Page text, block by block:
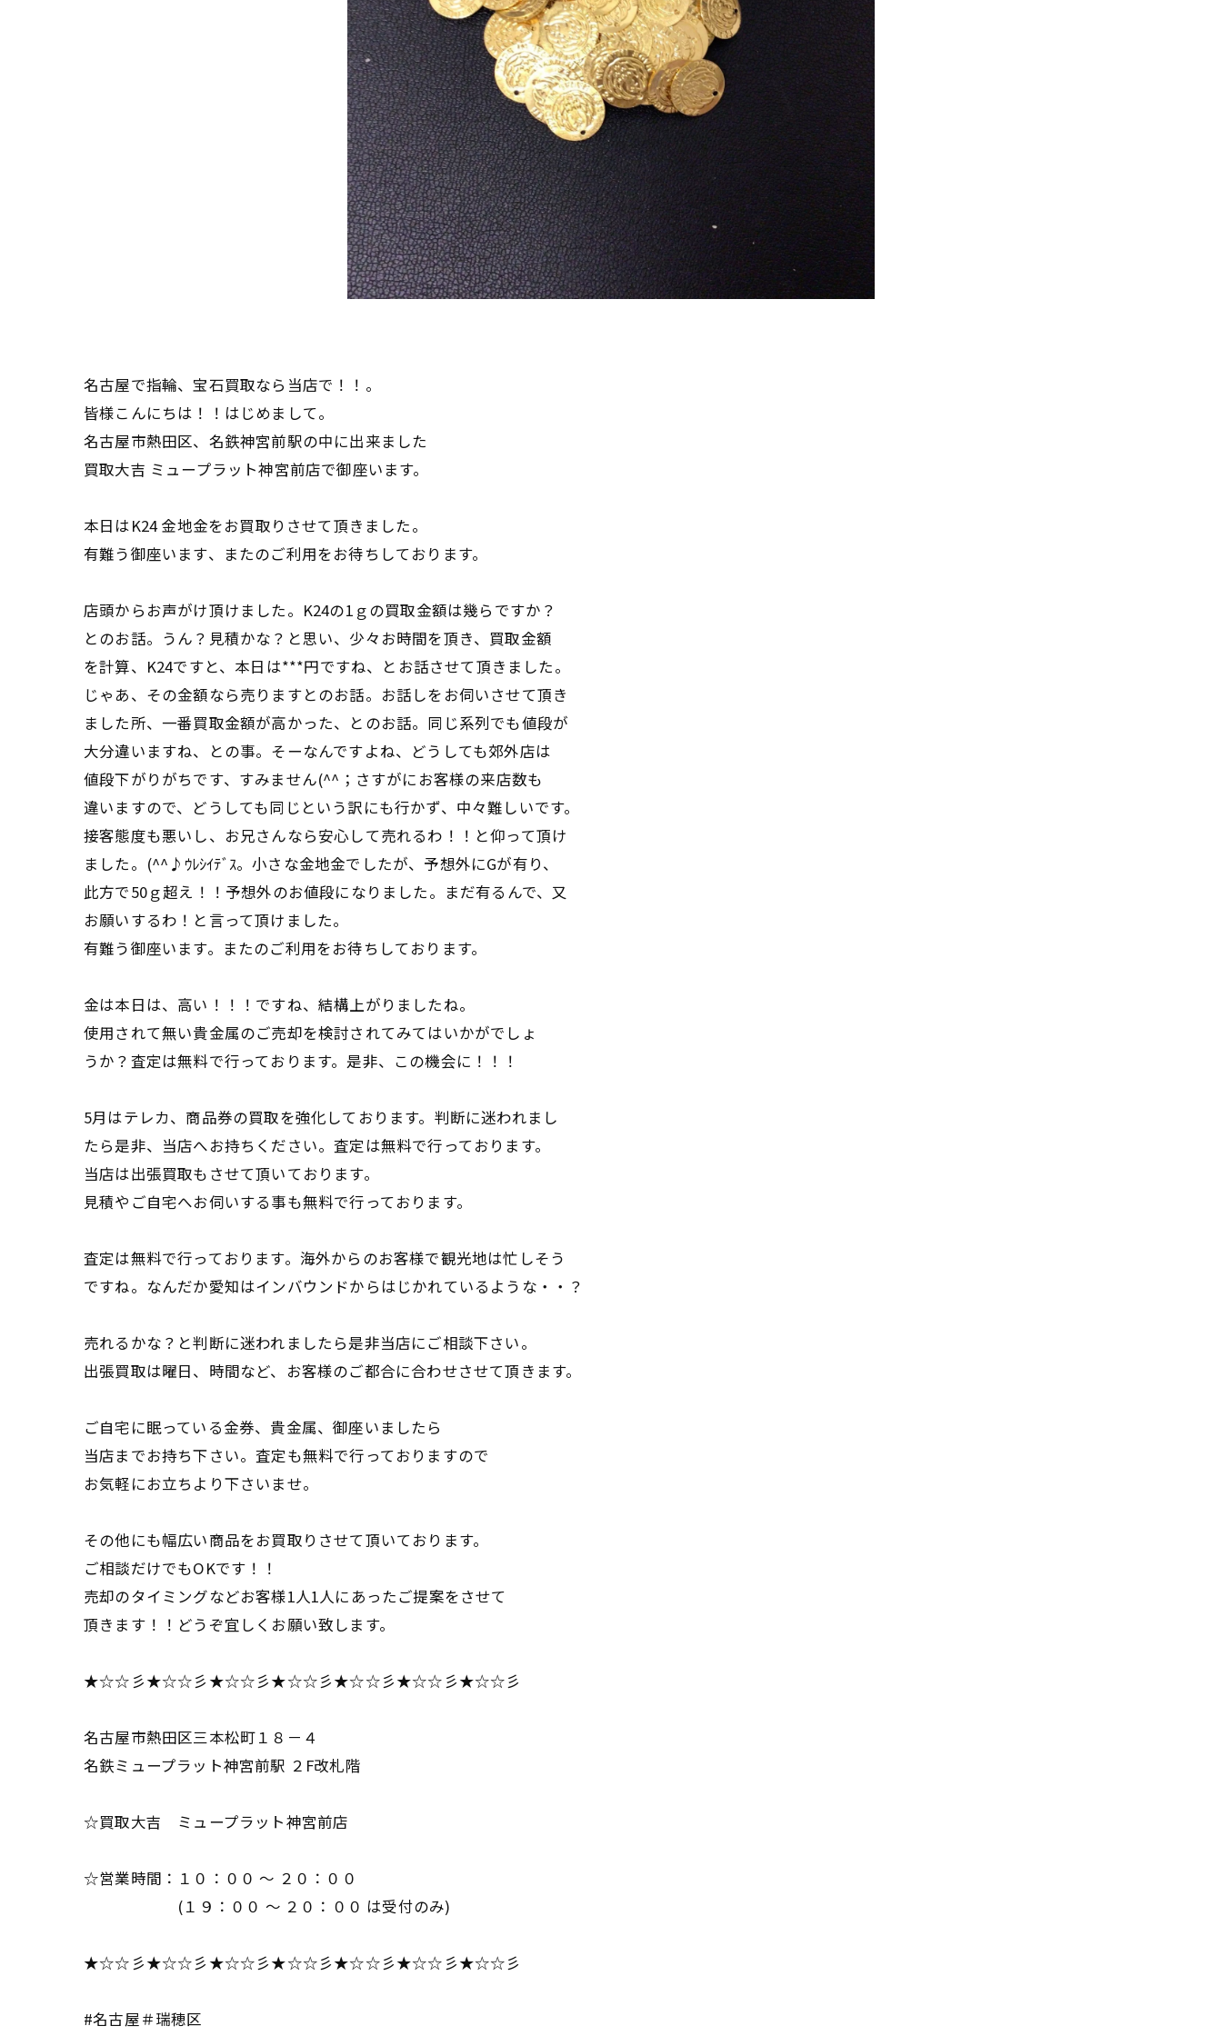
名古屋で指輪、宝石買取なら当店で！！。
皆様こんにちは！！はじめまして。
名古屋市熱田区、名鉄神宮前駅の中に出来ました
買取大吉 ミュープラット神宮前店で御座います。
本日はK24 金地金をお買取りさせて頂きました。
有難う御座います、またのご利用をお待ちしております。
店頭からお声がけ頂けました。K24の1ｇの買取金額は幾らですか？
とのお話。うん？見積かな？と思い、少々お時間を頂き、買取金額
を計算、K24ですと、本日は***円ですね、とお話させて頂きました。
じゃあ、その金額なら売りますとのお話。お話しをお伺いさせて頂き
ました所、一番買取金額が高かった、とのお話。同じ系列でも値段が
大分違いますね、との事。そーなんですよね、どうしても郊外店は
値段下がりがちです、すみません(^^；さすがにお客様の来店数も
違いますので、どうしても同じという訳にも行かず、中々難しいです。
接客態度も悪いし、お兄さんなら安心して売れるわ！！と仰って頂け
ました。(^^♪ｳﾚｼｲﾃﾞｽ。小さな金地金でしたが、予想外にGが有り、
此方で50ｇ超え！！予想外のお値段になりました。まだ有るんで、又
お願いするわ！と言って頂けました。
有難う御座います。またのご利用をお待ちしております。
金は本日は、高い！！！ですね、結構上がりましたね。
使用されて無い貴金属のご売却を検討されてみてはいかがでしょ
うか？査定は無料で行っております。是非、この機会に！！！
5月はテレカ、商品券の買取を強化しております。判断に迷われまし
たら是非、当店へお持ちください。査定は無料で行っております。
当店は出張買取もさせて頂いております。
見積やご自宅へお伺いする事も無料で行っております。
査定は無料で行っております。海外からのお客様で観光地は忙しそう
ですね。なんだか愛知はインバウンドからはじかれているような・・？
売れるかな？と判断に迷われましたら是非当店にご相談下さい。
出張買取は曜日、時間など、お客様のご都合に合わせさせて頂きます。
ご自宅に眠っている金券、貴金属、御座いましたら
当店までお持ち下さい。査定も無料で行っておりますので
お気軽にお立ちより下さいませ。
その他にも幅広い商品をお買取りさせて頂いております。
ご相談だけでもOKです！！
売却のタイミングなどお客様1人1人にあったご提案をさせて
頂きます！！どうぞ宜しくお願い致します。
★☆☆彡★☆☆彡★☆☆彡★☆☆彡★☆☆彡★☆☆彡★☆☆彡
名古屋市熱田区三本松町１８－４
名鉄ミュープラット神宮前駅 ２F改札階
☆買取大吉 ミュープラット神宮前店
☆営業時間：１０：００ ～ ２０：００
(１９：００ ～ ２０：００ は受付のみ)
★☆☆彡★☆☆彡★☆☆彡★☆☆彡★☆☆彡★☆☆彡★☆☆彡
#名古屋＃瑞穂区